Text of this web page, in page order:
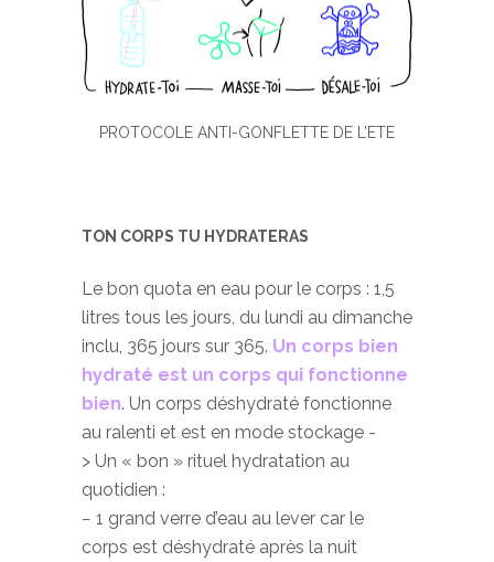
PROTOCOLE ANTI-GONFLETTE DE L’ETE
TON CORPS TU HYDRATERAS
Le bon quota en eau pour le corps : 1,5
litres tous les jours, du lundi au dimanche
inclu, 365 jours sur 365. Un corps bien
hydraté est un corps qui fonctionne
bien. Un corps déshydraté fonctionne
au ralenti et est en mode stockage -
> Un « bon » rituel hydratation au
quotidien :
− 1 grand verre d’eau au lever car le
corps est déshydraté après la nuit